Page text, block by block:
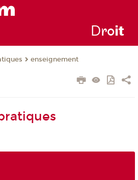
Droit
enseignement